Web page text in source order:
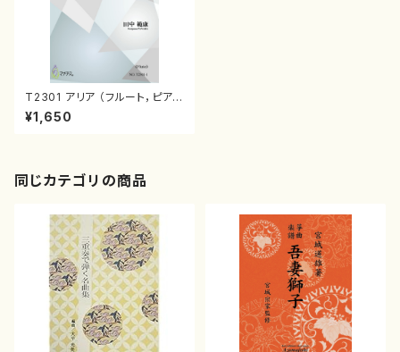
T2301 アリア （フルート，ピア
ノ/田中範康/楽譜）
¥1,650
同じカテゴリの商品